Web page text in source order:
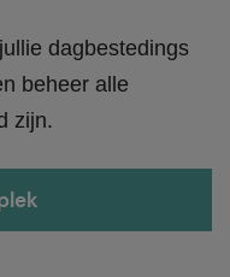
dagbestedings
beheer alle
zijn.